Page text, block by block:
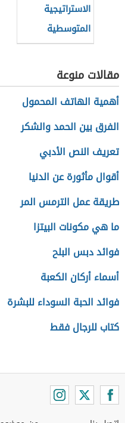
الاستراتيجية
المتوسطية
للتنمية
المستدامة
مقالات منوعة
أهمية الهاتف المحمول
الفرق بين الحمد والشكر
تعريف النص الأدبي
أقوال مأثورة عن الدنيا
طريقة عمل الترمس المر
ما هي مكونات البيتزا
فوائد دبس البلح
أسماء أركان الكعبة
فوائد الحبة السوداء للبشرة
كتاب للرجال فقط